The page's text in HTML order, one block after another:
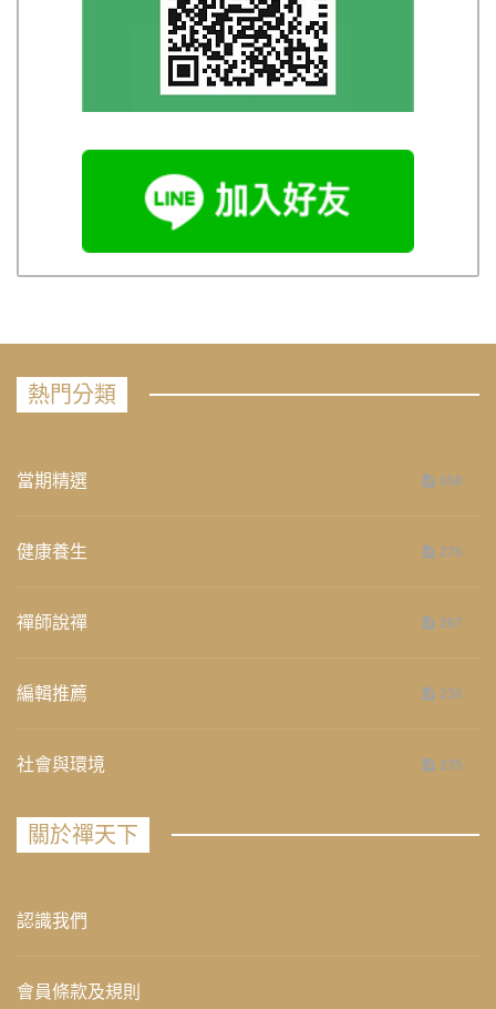
熱門分類
當期精選 658
健康養生 276
禪師說禪 267
編輯推薦 236
社會與環境 235
關於禪天下
認識我們
會員條款及規則